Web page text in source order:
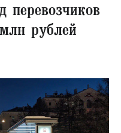
рублей